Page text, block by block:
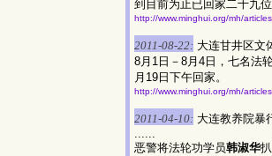
到目前为止已回家二十九
http://www.minghui.org/mh/
2011-08-22: 大连甘井区文
8月1日－8月4日，七名法
月19日下午回家。
http://www.minghui.org/mh/
2011-04-10: 大连教养院
......
恶警将法轮功学员韩淑华